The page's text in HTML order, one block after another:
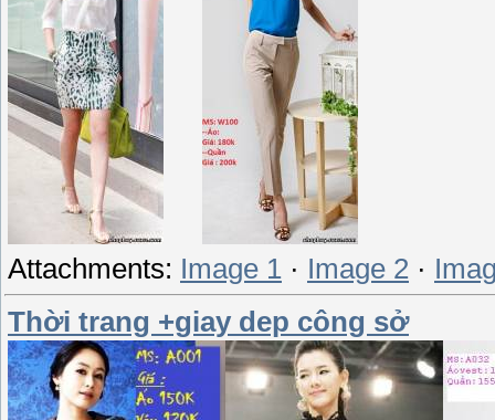
Attachments: Image 1 · Image 2 ·
Thời trang +giay dep công sở